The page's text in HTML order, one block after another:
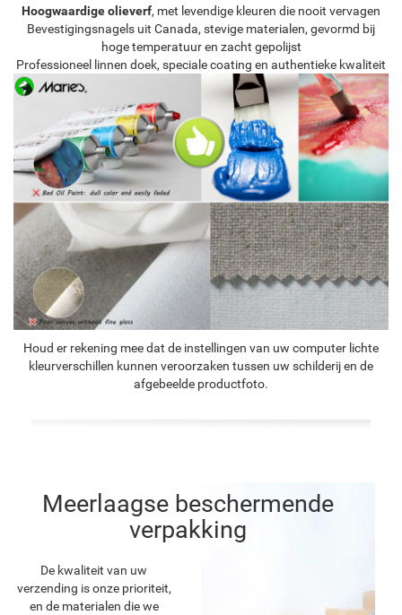
Hoogwaardige olieverf, met levendige kleuren die nooit vervagen
Bevestigingsnagels uit Canada, stevige materialen, gevormd bij
hoge temperatuur en zacht gepolijst
Professioneel linnen doek, speciale coating en authentieke kwaliteit
Houd er rekening mee dat de instellingen van uw computer lichte
kleurverschillen kunnen veroorzaken tussen uw schilderij en de
afgebeelde productfoto.
Meerlaagse beschermende
verpakking
De kwaliteit van uw
verzending is onze prioriteit,
en de materialen die we